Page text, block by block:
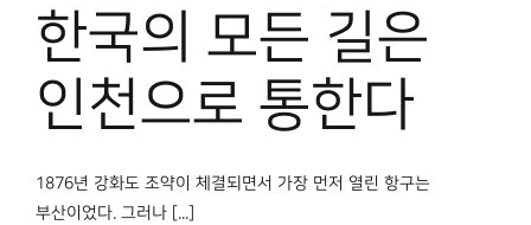
박물관 홈페이지
한국의 모든 길은
인천으로 통한다
1876년 강화도 조약이 체결되면서 가장 먼저 열린 항구는
부산이었다. 그러나 [...]